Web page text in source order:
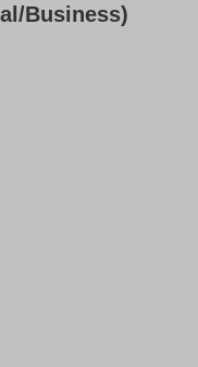
Business)